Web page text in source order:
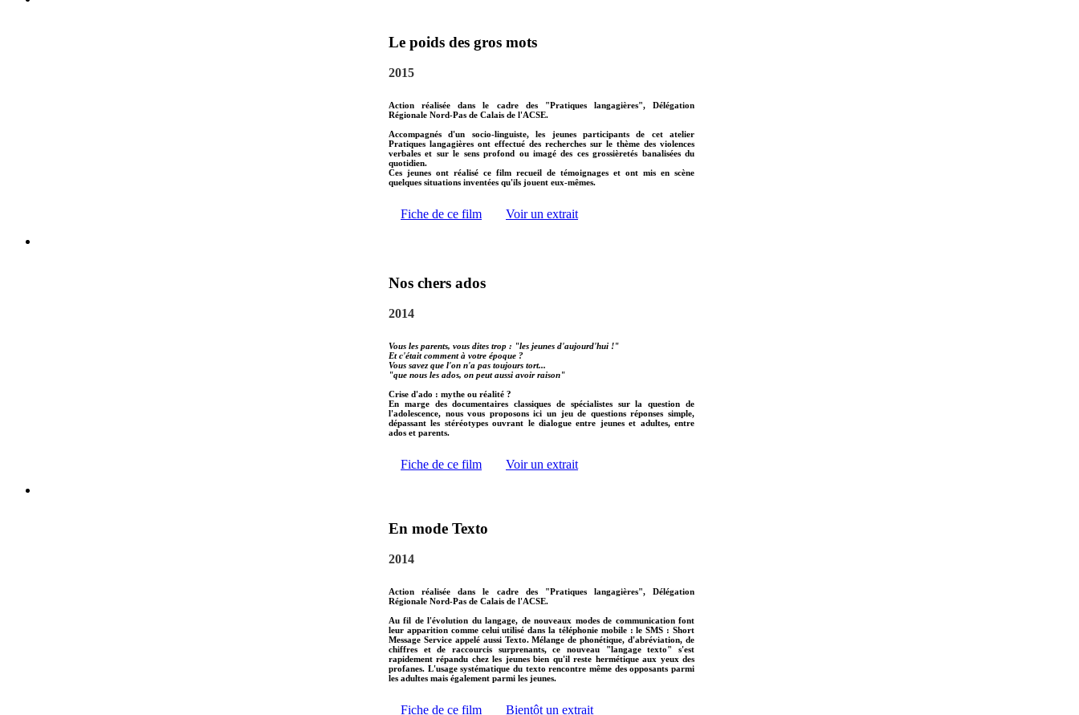
Le poids des gros mots
2015
Action réalisée dans le cadre des "Pratiques langagières", Délégation
Régionale Nord-Pas de Calais de l'ACSE.
Accompagnés d'un socio-linguiste, les jeunes participants de cet atelier
Pratiques langagières ont effectué des recherches sur le thème des violences
verbales et sur le sens profond ou imagé des ces grossièretés banalisées du
quotidien.
Ces jeunes ont réalisé ce film recueil de témoignages et ont mis en scène
quelques situations inventées qu'ils jouent eux-mêmes.
Fiche de ce film Voir un extrait
Nos chers ados
2014
Vous les parents, vous dites trop : "les jeunes d'aujourd'hui !"
Et c'était comment à votre époque ?
Vous savez que l'on n'a pas toujours tort...
"que nous les ados, on peut aussi avoir raison"
Crise d'ado : mythe ou réalité ?
En marge des documentaires classiques de spécialistes sur la question de
l'adolescence, nous vous proposons ici un jeu de questions réponses simple,
dépassant les stéréotypes ouvrant le dialogue entre jeunes et adultes, entre
ados et parents.
Fiche de ce film Voir un extrait
En mode Texto
2014
Action réalisée dans le cadre des "Pratiques langagières", Délégation
Régionale Nord-Pas de Calais de l'ACSE.
Au fil de l'évolution du langage, de nouveaux modes de communication font
leur apparition comme celui utilisé dans la téléphonie mobile : le SMS : Short
Message Service appelé aussi Texto. Mélange de phonétique, d'abréviation, de
chiffres et de raccourcis surprenants, ce nouveau "langage texto" s'est
rapidement répandu chez les jeunes bien qu'il reste hermétique aux yeux des
profanes. L'usage systématique du texto rencontre même des opposants parmi
les adultes mais également parmi les jeunes.
Fiche de ce film Bientôt un extrait